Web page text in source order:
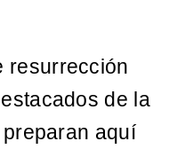
resurrección
de la
aquí